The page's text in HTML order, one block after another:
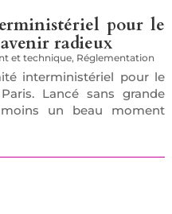
pour le
radieux
et technique, Réglementation
interministériel pour le
Lancé sans grande
un beau moment